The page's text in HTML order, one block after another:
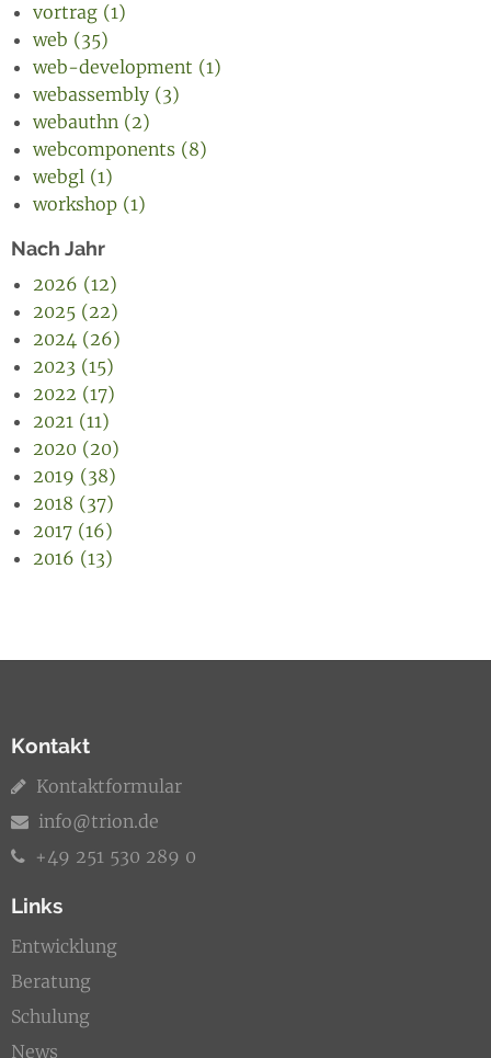
vortrag (1)
web (35)
web-development (1)
webassembly (3)
webauthn (2)
webcomponents (8)
webgl (1)
workshop (1)
Nach Jahr
2026 (12)
2025 (22)
2024 (26)
2023 (15)
2022 (17)
2021 (11)
2020 (20)
2019 (38)
2018 (37)
2017 (16)
2016 (13)
Kontakt
Kontaktformular
info@trion.de
+49 251 530 289 0
Links
Entwicklung
Beratung
Schulung
News